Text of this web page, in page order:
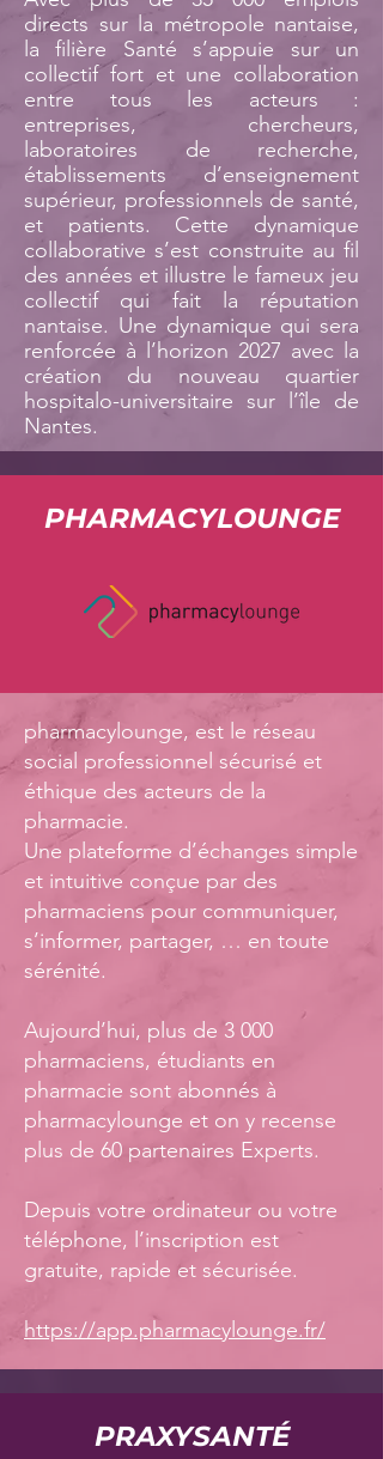
directs sur la métropole nantaise,
la filière Santé s’appuie sur un
collectif fort et une collaboration
entre tous les acteurs :
entreprises, chercheurs,
laboratoires de recherche,
établissements d’enseignement
supérieur, professionnels de santé,
et patients. Cette dynamique
collaborative s’est construite au fil
des années et illustre le fameux jeu
collectif qui fait la réputation
nantaise. Une dynamique qui sera
renforcée à l’horizon 2027 avec la
création du nouveau quartier
hospitalo-universitaire sur l’île de
Nantes.
PHARMACYLOUNGE
pharmacylounge, est le réseau
social professionnel sécurisé et
éthique des acteurs de la
pharmacie.
Une plateforme d’échanges simple
et intuitive conçue par des
pharmaciens pour communiquer,
s’informer, partager, … en toute
sérénité.
Aujourd’hui, plus de 3 000
pharmaciens, étudiants en
pharmacie sont abonnés à
pharmacylounge et on y recense
plus de 60 partenaires Experts.
Depuis votre ordinateur ou votre
téléphone, l’inscription est
gratuite, rapide et sécurisée.
https://app.pharmacylounge.fr/
PRAXYSANTÉ